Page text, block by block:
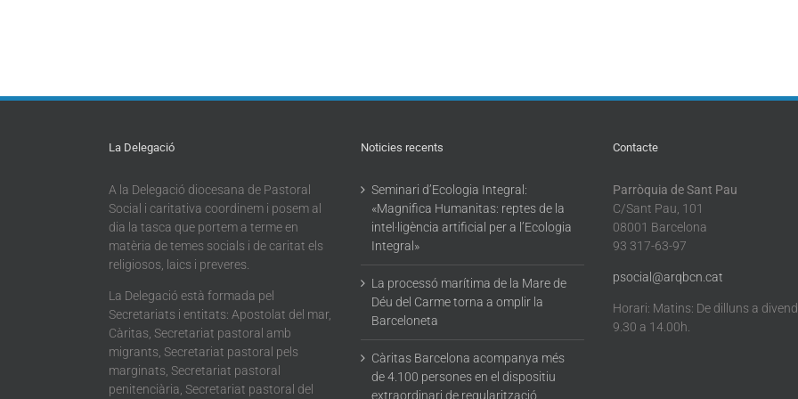
La Delegació
A la Delegació diocesana de Pastoral
Social i caritativa coordinem i posem al
dia la tasca que portem a terme en
matèria de temes socials i de caritat els
religiosos, laics i preveres.
La Delegació està formada pel
Secretariats i entitats: Apostolat del mar,
Càritas, Secretariat pastoral amb
migrants, Secretariat pastoral pels
marginats, Secretariat pastoral
penitenciària, Secretariat pastoral del
Noticies recents
Seminari d’Ecologia Integral:
«Magnifica Humanitas: reptes de la
intel·ligència artificial per a l’Ecologia
Integral»
La processó marítima de la Mare de
Déu del Carme torna a omplir la
Barceloneta
Càritas Barcelona acompanya més
de 4.100 persones en el dispositiu
extraordinari de regularització
Contacte
Parròquia de Sant Pau
C/Sant Pau, 101
08001 Barcelona
93 317-63-97
psocial@arqbcn.cat
Horari: Matins: De dilluns a
9.30 a 14.00h.